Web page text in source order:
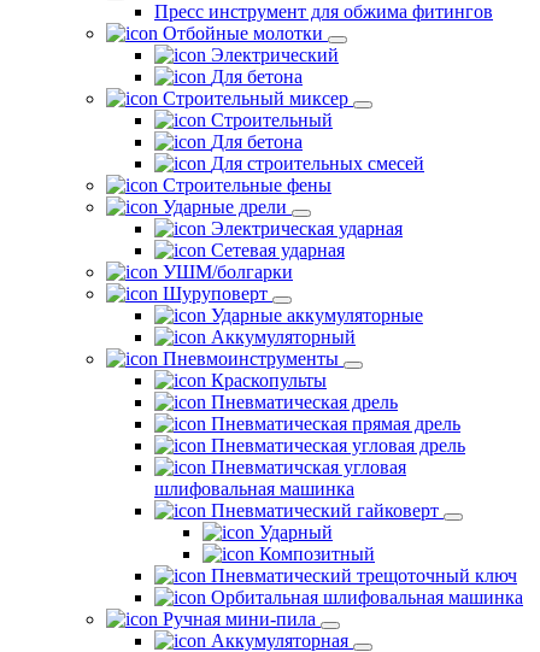
Пресс инструмент для обжима фитингов
Отбойные молотки
Электрический
Для бетона
Строительный миксер
Строительный
Для бетона
Для строительных смесей
Строительные фены
Ударные дрели
Электрическая ударная
Сетевая ударная
УШМ/болгарки
Шуруповерт
Ударные аккумуляторные
Аккумуляторный
Пневмоинструменты
Краскопульты
Пневматическая дрель
Пневматическая прямая дрель
Пневматическая угловая дрель
Пневматичская угловая
шлифовальная машинка
Пневматический гайковерт
Ударный
Композитный
Пневматический трещоточный ключ
Орбитальная шлифовальная машинка
Ручная мини-пила
Аккумуляторная